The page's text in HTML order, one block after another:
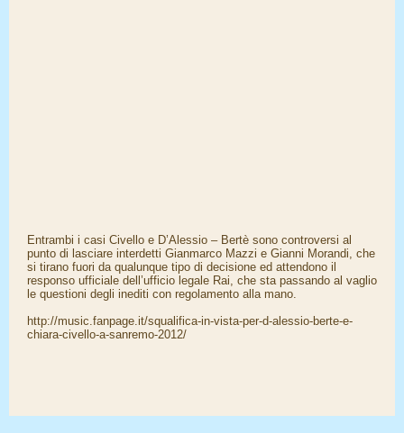
Entrambi i casi Civello e D’Alessio – Bertè sono controversi al
punto di lasciare interdetti Gianmarco Mazzi e Gianni Morandi, che
si tirano fuori da qualunque tipo di decisione ed attendono il
responso ufficiale dell’ufficio legale Rai, che sta passando al vaglio
le questioni degli inediti con regolamento alla mano.
http://music.fanpage.it/squalifica-in-vista-per-d-alessio-berte-e-
chiara-civello-a-sanremo-2012/